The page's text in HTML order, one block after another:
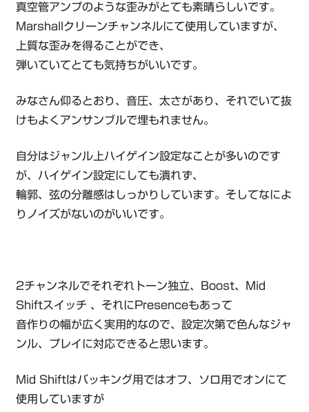
真空管アンプのような歪みがとても素晴らしいです。
Marshallクリーンチャンネルにて使用していますが、
上質な歪みを得ることができ、
弾いていてとても気持ちがいいです。
みなさん仰るとおり、音圧、太さがあり、それでいて抜
けもよくアンサンブルで埋もれません。
自分はジャンル上ハイゲイン設定なことが多いのです
が、ハイゲイン設定にしても潰れず、
輪郭、弦の分離感はしっかりしています。そしてなによ
りノイズがないのがいいです。
2チャンネルでそれぞれトーン独立、Boost、Mid
Shiftスイッチ 、それにPresenceもあって
音作りの幅が広く実用的なので、設定次第で色んなジャ
ンル、プレイに対応できると思います。
Mid Shiftはバッキング用ではオフ、ソロ用でオンにて
使用していますが